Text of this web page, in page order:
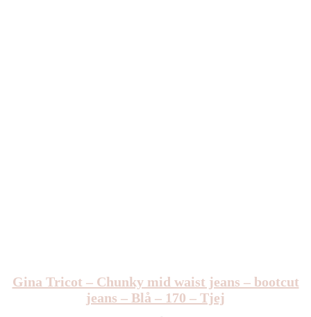
Gina Tricot – Chunky mid waist jeans – bootcut
jeans – Blå – 170 – Tjej